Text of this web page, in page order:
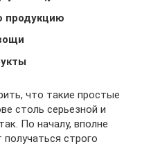
продукцию
что такие простые
столь серьезной и
По началу, вполне
строго